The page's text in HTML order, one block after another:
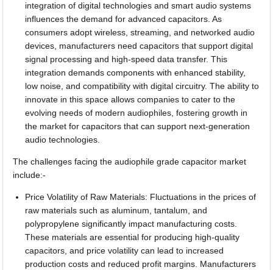
integration of digital technologies and smart audio systems
influences the demand for advanced capacitors. As
consumers adopt wireless, streaming, and networked audio
devices, manufacturers need capacitors that support digital
signal processing and high-speed data transfer. This
integration demands components with enhanced stability,
low noise, and compatibility with digital circuitry. The ability to
innovate in this space allows companies to cater to the
evolving needs of modern audiophiles, fostering growth in
the market for capacitors that can support next-generation
audio technologies.
The challenges facing the audiophile grade capacitor market
include:-
Price Volatility of Raw Materials: Fluctuations in the prices of
raw materials such as aluminum, tantalum, and
polypropylene significantly impact manufacturing costs.
These materials are essential for producing high-quality
capacitors, and price volatility can lead to increased
production costs and reduced profit margins. Manufacturers